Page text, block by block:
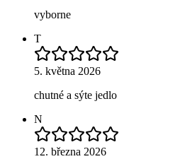
vyborne
T
5. května 2026
chutné a sýte jedlo
N
12. března 2026